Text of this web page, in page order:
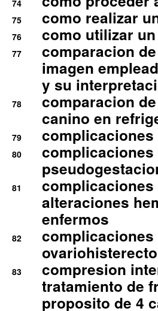
74
75 como realizar
76 como utilizar
77
comparacion
imagen
y su
78
comparacion
canino en
79
80
81
alteraciones
enfermos
82
83
compresion
tratamiento de
proposito de 4